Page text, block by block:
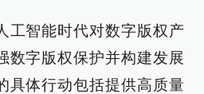
工智能时代对数字版权产
数字版权保护并构建发展
具体行动包括提供高质量